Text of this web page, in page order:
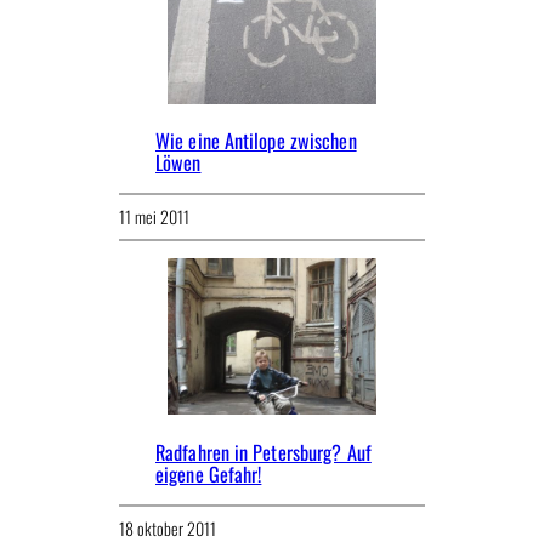
Wie eine Antilope zwischen
Löwen
11 mei 2011
Radfahren in Petersburg? Auf
eigene Gefahr!
18 oktober 2011